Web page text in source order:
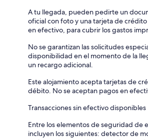
A tu llegada, pueden pedirte un
oficial con foto y una tarjeta de
en efectivo, para cubrir los gastos
No se garantizan las solicitudes
disponibilidad en el momento de la
un recargo adicional.
Este alojamiento acepta tarjetas de
débito. No se aceptan pagos en
Transacciones sin efectivo disponibles
Entre los elementos de seguridad de
incluyen los siguientes: detector de